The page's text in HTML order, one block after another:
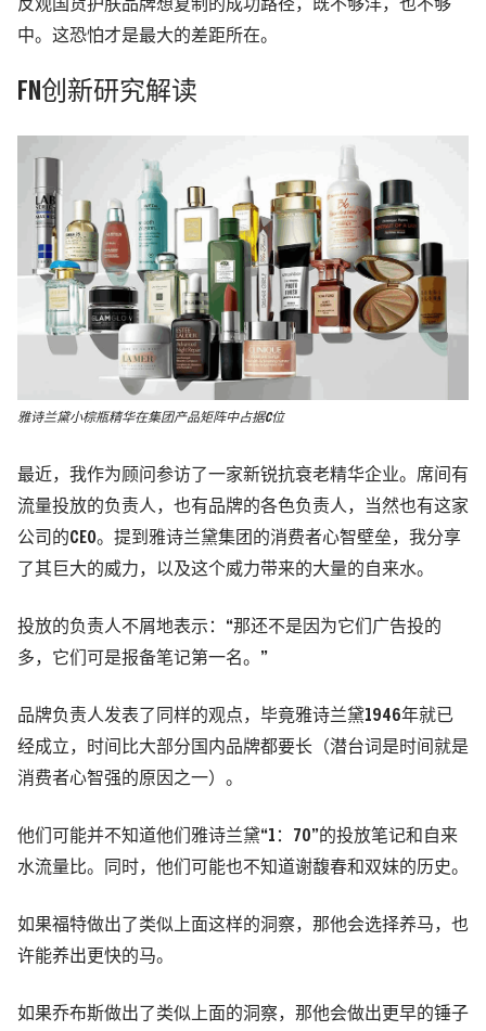
反观国货护肤品牌想复制的成功路径，既不够洋，也不够
中。这恐怕才是最大的差距所在。
FN创新研究解读
雅诗兰黛小棕瓶精华在集团产品矩阵中占据C位
最近，我作为顾问参访了一家新锐抗衰老精华企业。席间有
流量投放的负责人，也有品牌的各色负责人，当然也有这家
公司的CEO。提到雅诗兰黛集团的消费者心智壁垒，我分享
了其巨大的威力，以及这个威力带来的大量的自来水。
投放的负责人不屑地表示：“那还不是因为它们广告投的
多，它们可是报备笔记第一名。”
品牌负责人发表了同样的观点，毕竟雅诗兰黛1946年就已
经成立，时间比大部分国内品牌都要长（潜台词是时间就是
消费者心智强的原因之一）。
他们可能并不知道他们雅诗兰黛“1：70”的投放笔记和自来
水流量比。同时，他们可能也不知道谢馥春和双妹的历史。
如果福特做出了类似上面这样的洞察，那他会选择养马，也
许能养出更快的马。
如果乔布斯做出了类似上面的洞察，那他会做出更早的锤子